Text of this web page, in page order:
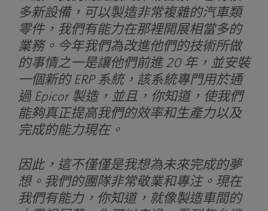
多新設備，可以製造非常複雜的汽車類
零件，我們有能力在那裡開展相當多的
業務。今年我們為改進他們的技術所做
的事情之一是讓他們前進 20 年，並安裝
一個新的 ERP 系統，該系統專門用於通
過 Epicor 製造，並且，你知道，使我們
能夠真正提高我們的效率和生產力以及
完成的能力現在。
因此，這不僅僅是我想為未來完成的夢
想。我們的團隊非常敬業和專注。現在
我們有能力，你知道，就像製造車間的